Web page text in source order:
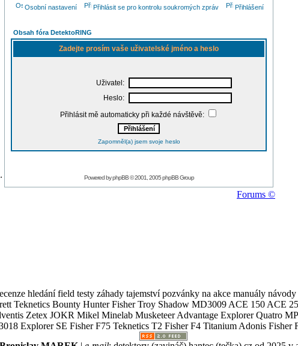
Osobní nastavení
Přihlásit se pro kontrolu soukromých zpráv Přihlášení
Obsah fóra DetektoRING
Zadejte prosím vaše uživatelské jméno a heslo
Uživatel:
Heslo:
Přihlásit mě automaticky při každé návštěvě:
Zapomněl(a) jsem svoje heslo
Powered byphpBB© 2001, 2005 phpBB Group
Forums ©
hledání field testy záhady tajemství pozvánky na akce manuály
Teknetics Bounty Hunter Fisher Troy Shadow MD3009 ACE 150 ACE
Zetex JOKR Mikel Minelab Musketeer Advantage Explorer Quatro
Explorer SE Fisher F75 Teknetics T2 Fisher F4 Titanium Adonis Fisher